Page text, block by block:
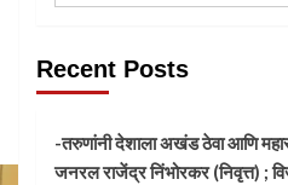
Recent Posts
-तरुणांनी देशाला अखंड ठेवा आणि
जनरल राजेंद्र निंभोरकर (निवृत्त) ;